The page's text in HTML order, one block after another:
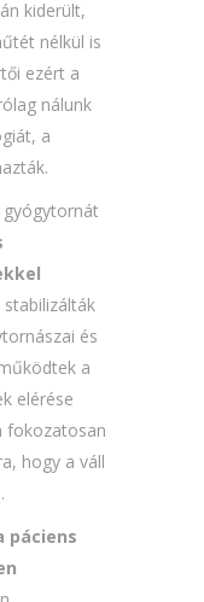
kiderült,
nélkül is
ezért a
nálunk
a
gyógytornát
és
a
elérése
fokozatosan
hogy a váll
páciens